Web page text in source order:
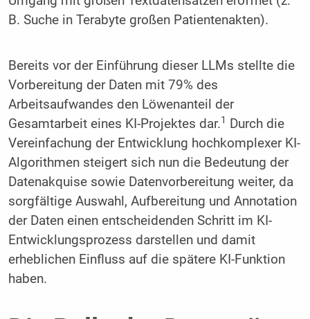
B. Suche in Terabyte großen Patientenakten).
Bereits vor der Einführung dieser LLMs stellte die
Vorbereitung der Daten mit 79% des
Arbeitsaufwandes den Löwenanteil der
Gesamtarbeit eines KI-Projektes dar.1
Durch die
Vereinfachung der Entwicklung hochkomplexer KI-
Algorithmen steigert sich nun die Bedeutung der
Datenakquise sowie Datenvorbereitung weiter, da
sorgfältige Auswahl, Aufbereitung und Annotation
der Daten einen entscheidenden Schritt im KI-
Entwicklungsprozess darstellen und damit
erheblichen Einfluss auf die spätere KI-Funktion
haben.